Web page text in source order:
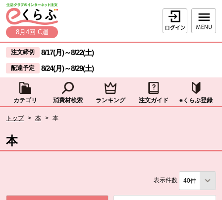
ページの先頭です。
本文へジャンプする。
8月4回 C週
ログイン
ここからサイト内共通メニューです。
サイト内共通メニューをスキップする
注文締切 8/17(月)～8/22(土)
配達予定 8/24(月)～8/29(土)
カテゴリ 消費材検索 ランキング 注文ガイド eくらぶ登録
トップ > 本 > 本
本
表示件数